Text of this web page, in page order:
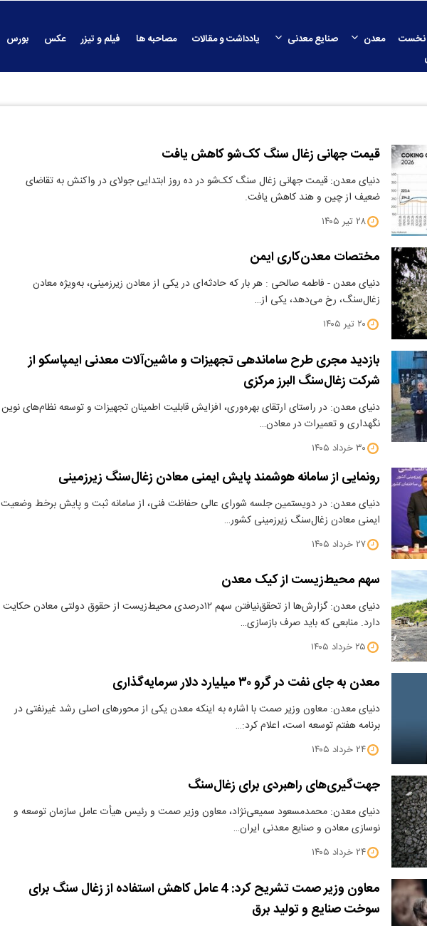
نخست معدن صنایع معدنی یادداشت و مقالات مصاحبه ها فیلم و تیزر عکس بورس
قیمت جهانی زغال سنگ کک‌شو کاهش یافت
دنیای معدن: قیمت جهانی زغال سنگ کک‌شو در ده روز ابتدایی جولای در واکنش به تقاضای
ضعیف از چین و هند کاهش یافت.
۲۸ تیر ۱۴۰۵
مختصات معدن‌کاری ایمن
دنیای معدن - فاطمه صالحی : هر بار که حادثه‌ای در یکی از معادن زیرزمینی، به‌ویژه معادن
زغال‌سنگ، رخ می‌دهد، یکی از…
۲۰ تیر ۱۴۰۵
بازدید مجری طرح ساماندهی تجهیزات و ماشین‌آلات معدنی ایمپاسکو از
شرکت زغال‌سنگ البرز مرکزی
دنیای معدن: در راستای ارتقای بهره‌وری، افزایش قابلیت اطمینان تجهیزات و توسعه نظام‌های نوین
نگهداری و تعمیرات در معادن…
۳۰ خرداد ۱۴۰۵
رونمایی از سامانه هوشمند پایش ایمنی معادن زغال‌سنگ زیرزمینی
دنیای معدن: در دویستمین جلسه شورای عالی حفاظت فنی، از سامانه ثبت و پایش برخط وضعیت
ایمنی معادن زغال‌سنگ زیرزمینی کشور…
۲۷ خرداد ۱۴۰۵
سهم محیط‌زیست از کیک معدن
دنیای معدن: گزارش‌ها از تحقق‌نیافتن سهم ۱۲درصدی محیط‌زیست از حقوق دولتی معادن حکایت
دارد. منابعی که باید صرف بازسازی…
۲۵ خرداد ۱۴۰۵
معدن به جای نفت در گرو ۳۰ میلیارد دلار سرمایه‌گذاری
دنیای معدن: معاون وزیر صمت با اشاره به اینکه معدن یکی از محورهای اصلی رشد غیرنفتی در
برنامه هفتم توسعه است، اعلام کرد:…
۲۴ خرداد ۱۴۰۵
جهت‌گیری‌های راهبردی برای زغال‌سنگ
دنیای معدن: محمدمسعود سمیعی‌نژاد، معاون وزیر صمت و رئیس هیأت عامل سازمان توسعه و
نوسازی معادن و صنایع معدنی ایران…
۲۴ خرداد ۱۴۰۵
معاون وزیر صمت تشریح کرد: 4 عامل کاهش استفاده از زغال سنگ برای
سوخت صنایع و تولید برق